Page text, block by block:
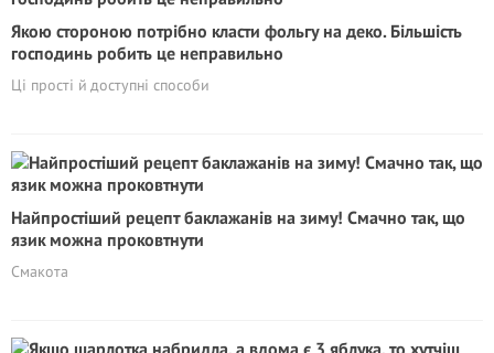
Якою стороною потрібно класти фольгу на деко. Більшість
господинь робить це неправильно
Ці прості й доступні способи
Найпростіший рецепт баклажанів на зиму! Смачно так, що
язик можна проковтнути
Смакота